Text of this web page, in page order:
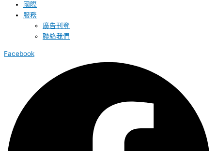
國際
服務
廣告刊登
聯絡我們
Facebook